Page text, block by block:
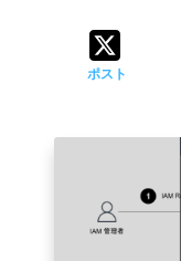
ポスト